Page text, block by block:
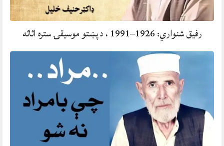
رفيق شنواري: 1926–1991 ، د پښتو موسيقۍ ستره اثاثه